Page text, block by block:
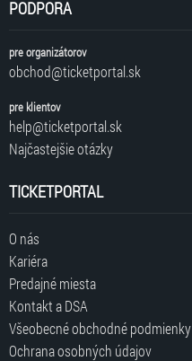
PODPORA
pre organizátorov
obchod@ticketportal.sk
pre klientov
help@ticketportal.sk
Najčastejšie otázky
TICKETPORTAL
O nás
Kariéra
Predajné miesta
Kontakt a DSA
Všeobecné obchodné podmienky
Ochrana osobných údajov